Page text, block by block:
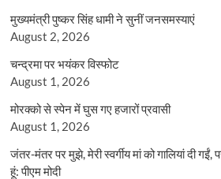
मुख्यमंत्री पुष्कर सिंह धामी ने सुनीं जनसमस्याएं
August 2, 2026
चन्द्रमा पर भयंकर विस्फोट
August 1, 2026
मोरक्को से स्पेन में घुस गए हजारों प्रवासी
August 1, 2026
जंतर-मंतर पर मुझे, मेरी स्वर्गीय मां को गालियां दी गईं,
हूं: पीएम मोदी